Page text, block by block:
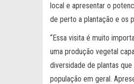
local e apresentar o
de perto a plantação e os
“Essa visita é muito
uma produção vegetal
diversidade de plantas
população em geral.